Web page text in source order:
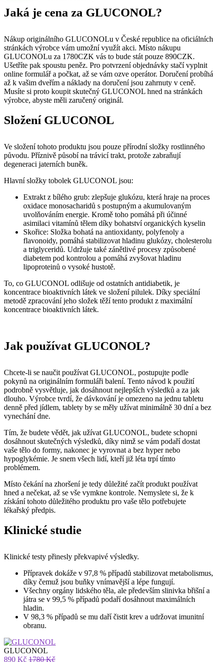
Jaká je cena za GLUCONOL?
Nákup originálního GLUCONOLu v České republice na oficiálních
stránkách výrobce vám umožní využít akci. Místo nákupu
GLUCONOLu za 1780CZK vás to bude stát pouze 890CZK.
Ušetříte pak spoustu peněz. Pro potvrzení objednávky stačí vyplnit
online formulář a počkat, až se vám ozve operátor. Doručení probíhá
až k vašim dveřím a náklady na doručení jsou zahrnuty v ceně.
Musíte si proto koupit skutečný GLUCONOL hned na stránkách
výrobce, abyste měli zaručený originál.
Složení GLUCONOL
Ve složení tohoto produktu jsou pouze přírodní složky rostlinného
původu. Příznivě působí na trávicí trakt, protože zabraňují
degeneraci jaterních buněk.
Hlavní složky tobolek GLUCONOL jsou:
Extrakt z bílého grub: zlepšuje glukózu, která hraje na proces
oxidace monosacharidů s postupným a akumulovaným
uvolňováním energie. Kromě toho pomáhá při účinné
asimilaci vitamínů tělem díky bohatství organických kyselin
Skořice: Složka bohatá na antioxidanty, polyfenoly a
flavonoidy, pomáhá stabilizovat hladinu glukózy, cholesterolu
a triglyceridů. Udržuje také zánětlivé procesy způsobené
diabetem pod kontrolou a pomáhá zvyšovat hladinu
lipoproteinů o vysoké hustotě.
To, co GLUCONOL odlišuje od ostatních antidiabetik, je
koncentrace bioaktivních látek ve složení pilulek. Díky speciální
metodě zpracování jeho složek těží tento produkt z maximální
koncentrace bioaktivních látek.
Jak používat GLUCONOL?
Chcete-li se naučit používat GLUCONOL, postupujte podle
pokynů na originálním formuláři balení. Tento návod k použití
podrobně vysvětluje, jak dosáhnout nejlepších výsledků a za jak
dlouho. Výrobce tvrdí, že dávkování je omezeno na jednu tabletu
denně před jídlem, tablety by se měly užívat minimálně 30 dní a bez
vynechání dne.
Tím, že budete vědět, jak užívat GLUCONOL, budete schopni
dosáhnout skutečných výsledků, díky nimž se vám podaří dostat
vaše tělo do formy, nakonec je vyrovnat a bez hyper nebo
hypoglykémie. Je snem všech lidí, kteří již léta trpí tímto
problémem.
Místo čekání na zhoršení je tedy důležité začít produkt používat
hned a nečekat, až se vše vymkne kontrole. Nemyslete si, že k
získání tohoto důležitého produktu pro vaše tělo potřebujete
lékařský předpis.
Klinické studie
Klinické testy přinesly překvapivé výsledky.
Přípravek dokáže v 97,8 % případů stabilizovat metabolismus,
díky čemuž jsou buňky vnímavější a lépe fungují.
Všechny orgány lidského těla, ale především slinivka břišní a
játra se v 99,5 % případů podaří dosáhnout maximálních
hladin.
V 98,3 % případů se mu daří čistit krev a udržovat imunitní
obranu.
GLUCONOL
890 Kč 1780 Kč